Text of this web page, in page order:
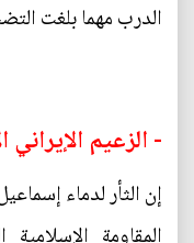
الدرب مهما بلغت
- الزعيم
إن الثأر لدماء